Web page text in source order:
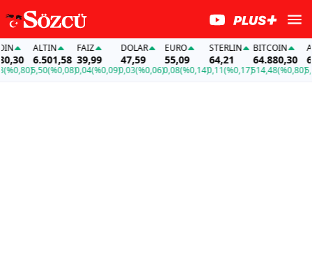
ALTIN
6.501,58
5,50(%0,08)
FAİZ
39,99
0,04(%0,09)
DOLAR
47,59
0,03(%0,06)
EURO
55,09
0,08(%0,14)
STERLIN
64,21
0,11(%0,17)
BITCOIN
64.880,30
514,48(%0,80)5,50